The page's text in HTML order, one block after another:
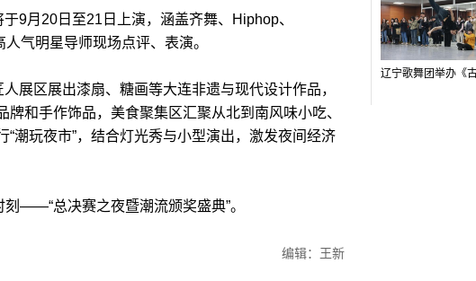
9月20日至21日上演，涵盖齐舞、Hiphop、
气明星导师现场点评、表演。
区展出漆扇、糖画等大连非遗与现代设计作品，
和手作饰品，美食聚集区汇聚从北到南风味小吃、
潮玩夜市”，结合灯光秀与小型演出，激发夜间经济
——“总决赛之夜暨潮流颁奖盛典”。
编辑：王新